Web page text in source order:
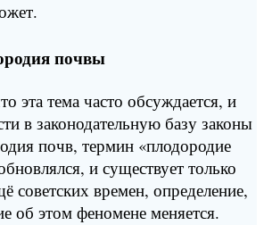
почвы
эта тема часто обсуждается, и
в законодательную базу законы
почв, термин «плодородие
и существует только
советских времен, определение,
об этом феномене меняется.